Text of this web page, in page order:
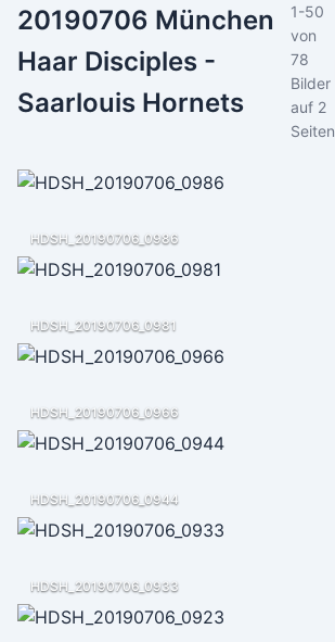
20190706 München
Haar Disciples -
Saarlouis Hornets
1-50
von
78
Bilder
auf 2
Seiten
HDSH_20190706_0986
HDSH_20190706_0981
HDSH_20190706_0966
HDSH_20190706_0944
HDSH_20190706_0933